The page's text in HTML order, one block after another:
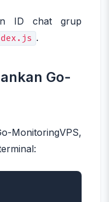
ID chat grup
.
Go-